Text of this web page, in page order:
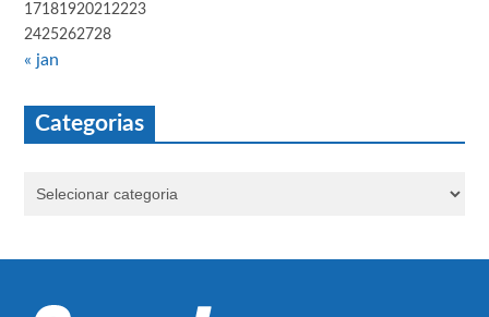
1718192021 2223
2425262728
« jan
Categorias